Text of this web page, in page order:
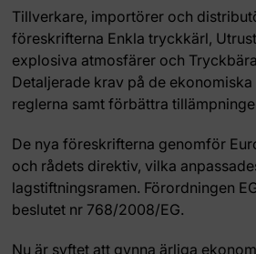
Tillverkare, importörer och
föreskrifterna Enkla tryckkärl,
explosiva atmosfärer och
Detaljerade krav på de
reglerna samt förbättra
De nya föreskrifterna genomför
och rådets direktiv, vilka
lagstiftningsramen. Förordningen
beslutet nr 768/2008/EG.
Nu är syftet att gynna ärliga